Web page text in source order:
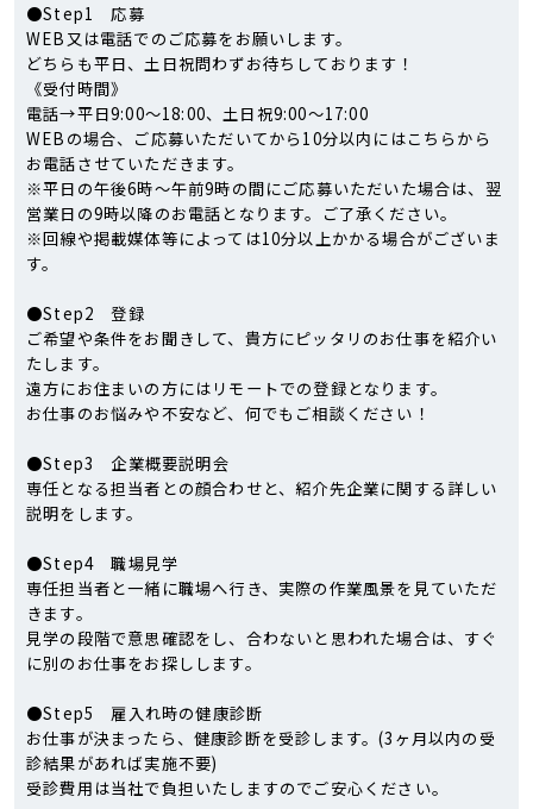
●Step1 応募
WEB又は電話でのご応募をお願いします。
どちらも平日、土日祝問わずお待ちしております！
《受付時間》
電話→平日9:00～18:00、土日祝9:00～17:00
WEBの場合、ご応募いただいてから10分以内にはこちらから
お電話させていただきます。
※平日の午後6時～午前9時の間にご応募いただいた場合は、翌
営業日の9時以降のお電話となります。ご了承ください。
※回線や掲載媒体等によっては10分以上かかる場合がございま
す。
●Step2 登録
ご希望や条件をお聞きして、貴方にピッタリのお仕事を紹介い
たします。
遠方にお住まいの方にはリモートでの登録となります。
お仕事のお悩みや不安など、何でもご相談ください！
●Step3 企業概要説明会
専任となる担当者との顔合わせと、紹介先企業に関する詳しい
説明をします。
●Step4 職場見学
専任担当者と一緒に職場へ行き、実際の作業風景を見ていただ
きます。
見学の段階で意思確認をし、合わないと思われた場合は、すぐ
に別のお仕事をお探しします。
●Step5 雇入れ時の健康診断
お仕事が決まったら、健康診断を受診します。(3ヶ月以内の受
診結果があれば実施不要)
受診費用は当社で負担いたしますのでご安心ください。